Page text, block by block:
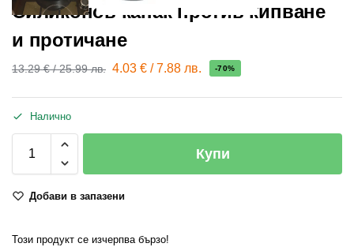
Силиконов капак против кипване
и протичане
13.29€ /25.99лв. 4.03 € /7.88 лв. -70%
Налично
Купи
Добави в запазени
Този продукт се изчерпва бързо!